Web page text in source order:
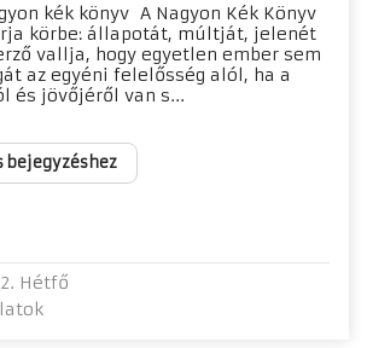
kék könyv A Nagyon Kék Könyv
körbe: állapotát, múltját, jelenét
vallja, hogy egyetlen ember sem
az egyéni felelősség alól, ha a
és jövőjéről van s...
bejegyzéshez
Hétfő